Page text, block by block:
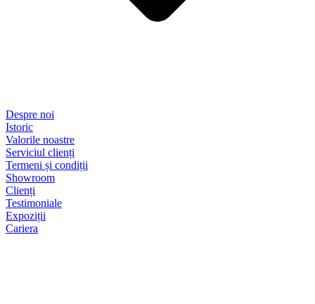
Despre noi
Istoric
Valorile noastre
Serviciul clienți
Termeni și condiții
Showroom
Clienți
Testimoniale
Expoziții
Cariera